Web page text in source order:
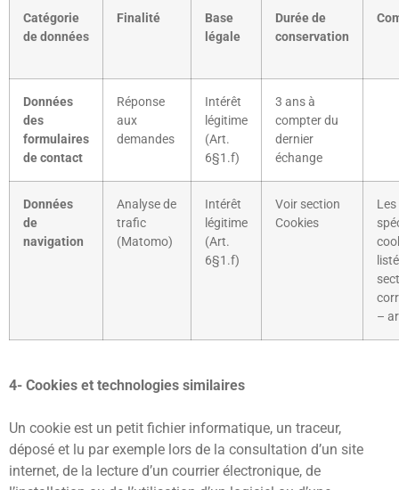
Catégorie
de données
Finalité
Base
légale
Durée de
conservation
Données
des
formulaires
de contact
Réponse
aux
demandes
Intérêt
légitime
(Art.
6§1.f)
3 ans à
compter du
dernier
échange
Données
de
navigation
Analyse de
trafic
(Matomo)
Intérêt
légitime
(Art.
6§1.f)
Voir section
Cookies
–
4- Cookies et technologies similaires
Un cookie est un petit fichier informatique, un traceur,
déposé et lu par exemple lors de la consultation d’un site
internet, de la lecture d’un courrier électronique, de